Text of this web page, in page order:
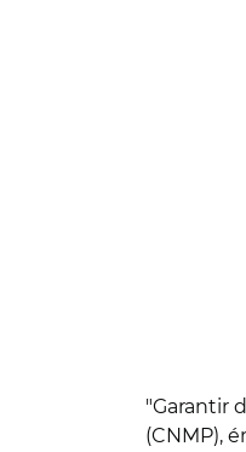
"Garantir
(CNMP),